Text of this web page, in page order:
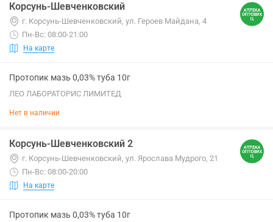
Корсунь-Шевченковский
г. Корсунь-Шевченковский, ул. Героев Майдана, 4
Пн-Вс: 08:00-21:00
На карте
Протопик мазь 0,03% туба 10г
ЛЕО ЛАБОРАТОРИС ЛИМИТЕД
Нет в наличии
Корсунь-Шевченковский 2
г. Корсунь-Шевченковский, ул. Ярослава Мудрого, 21
Пн-Вс: 08:00-20:00
На карте
Протопик мазь 0,03% туба 10г